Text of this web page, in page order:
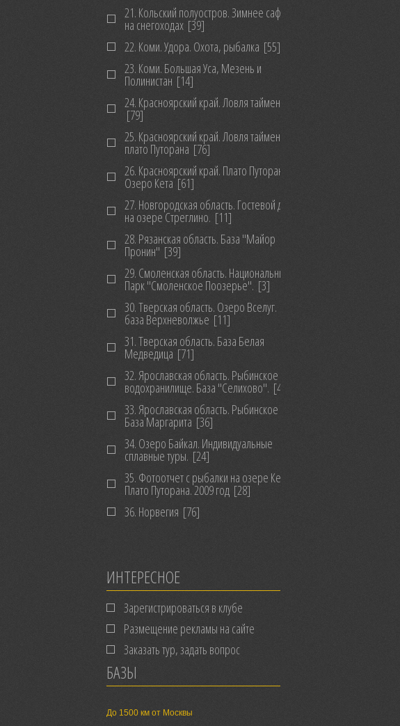
21. Кольский полуостров. Зимнее сафари
на снегоходах [39]
22. Коми. Удора. Охота, рыбалка [55]
23. Коми. Большая Уса, Мезень и
Полинистан [14]
24. Красноярский край. Ловля тайменя
[79]
25. Красноярский край. Ловля тайменя на
плато Путорана [76]
26. Красноярский край. Плато Путорана.
Озеро Кета [61]
27. Новгородская область. Гостевой дом
на озере Стреглино. [11]
28. Рязанская область. База "Майор
Пронин" [39]
29. Смоленская область. Национальный
Парк "Смоленское Поозерье". [3]
30. Тверская область. Озеро Вселуг.
база Верхневолжье [11]
31. Тверская область. База Белая
Медведица [71]
32. Ярославская область. Рыбинское
водохранилище. База "Селихово". [46]
33. Ярославская область. Рыбинское в/х.
База Маргарита [36]
34. Озеро Байкал. Индивидуальные
сплавные туры. [24]
35. Фотоотчет с рыбалки на озере Кета,
Плато Путорана. 2009 год [28]
36. Норвегия [76]
ИНТЕРЕСНОЕ
Зарегистрироваться в клубе
Размещение рекламы на сайте
Заказать тур, задать вопрос
БАЗЫ
До 1500 км от Москвы